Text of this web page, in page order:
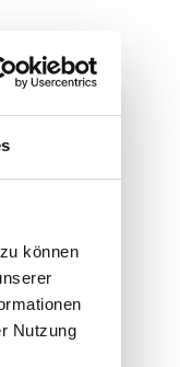
können
Nutzung